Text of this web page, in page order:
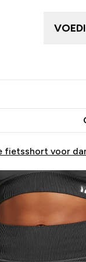
fietsshort voor